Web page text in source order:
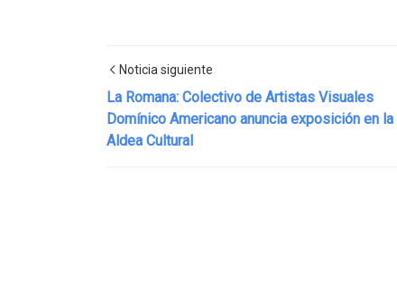
Noticia siguiente
La Romana: Colectivo de Artistas Visuales
Domínico Americano anuncia exposición en la
Aldea Cultural